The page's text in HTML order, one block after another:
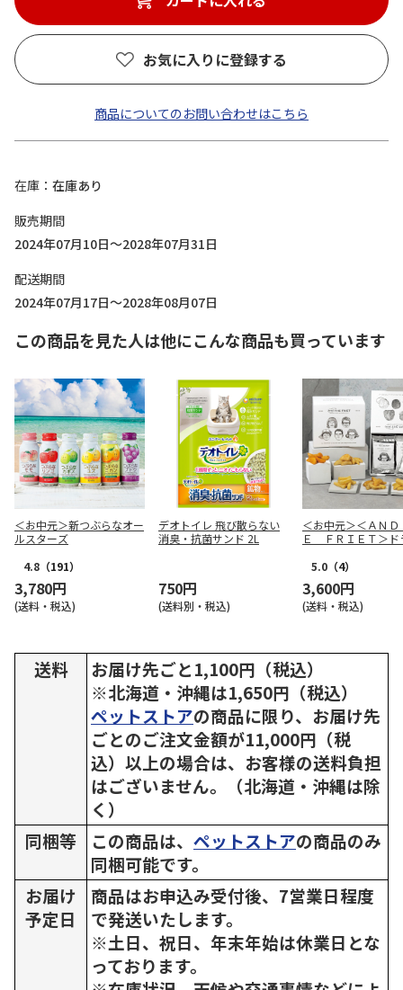
お気に入りに登録する
商品についてのお問い合わせはこちら
在庫
在庫あり
販売期間
2024年07月10日～2028年07月31日
配送期間
2024年07月17日～2028年08月07日
この商品を見た人は他にこんな商品も買っています
＜お中元＞新つぶらなオー
ルスターズ
4.8 （191）
3,780円
(送料・税込)
デオトイレ 飛び散らない
消臭・抗菌サンド 2L
750円
(送料別・税込)
＜お中元＞＜ＡＮ
Ｅ ＦＲＩＥＴ＞ド
5.0 （4）
3,600円
(送料・税込)
送料
お届け先ごと1,100円（税込）
※北海道・沖縄は1,650円（税込）
ペットストアの商品に限り、お届け先
ごとのご注文金額が11,000円（税
込）以上の場合は、お客様の送料負担
はございません。（北海道・沖縄は除
く）
同梱等
この商品は、 ペットストアの商品のみ
同梱可能です。
お届け
予定日
商品はお申込み受付後、7営業日程度
で発送いたします。
※土日、祝日、年末年始は休業日とな
っております。